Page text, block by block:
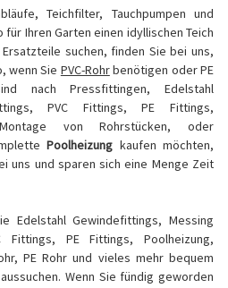
Teichfilter, Tauchpumpen und
für Ihren Garten einen idyllischen Teich
suchen, finden Sie bei uns,
wenn Sie PVC-Rohrbenötigen oder PE
nach Pressfittingen, Edelstahl
PVC Fittings, PE Fittings,
von Rohrstücken, oder
Poolheizung kaufen möchten,
uns und sparen sich eine Menge Zeit
Edelstahl Gewindefittings, Messing
Fittings, PE Fittings, Poolheizung,
PE Rohr und vieles mehr bequem
Wenn Sie fündig geworden